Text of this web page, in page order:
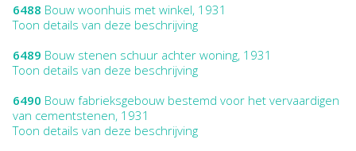
6488 Bouw woonhuis met winkel, 1931
Toon details van deze beschrijving
6489 Bouw stenen schuur achter woning, 1931
Toon details van deze beschrijving
6490 Bouw fabrieksgebouw bestemd voor het vervaardigen
van cementstenen, 1931
Toon details van deze beschrijving